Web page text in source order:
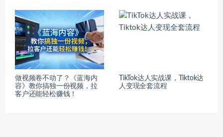
做视频卷不动了？《蓝海内
容》教你搞独一份视频，拉
客户还能轻松赚钱！
TikTok达人实战课，Tiktok达
人变现全套流程